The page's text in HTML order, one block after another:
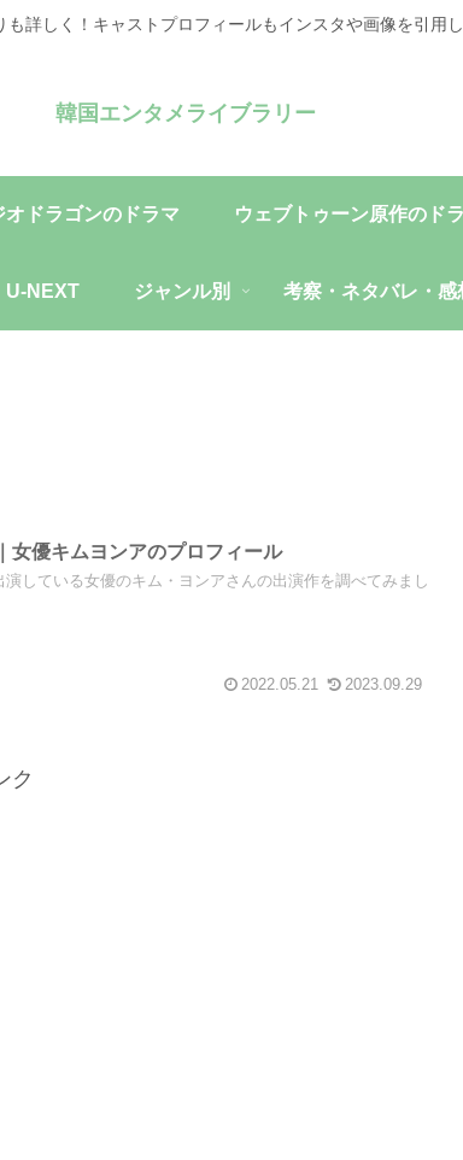
詳しく！キャストプロフィールもインスタや画像を引用
韓国エンタメライブラリー
オドラゴンのドラマ ウェブトゥーン原作のド
U-NEXT ジャンル別 考察・ネタバレ・感
女優キムヨンアのプロフィール
している女優のキム・ヨンアさんの出演作を調べてみまし
2022.05.21 2023.09.29
ク